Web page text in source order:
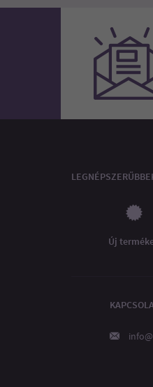
Új